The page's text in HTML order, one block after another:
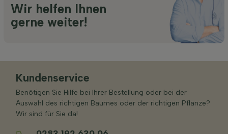
Wir helfen Ihnen
gerne weiter!
Kundenservice
Benötigen Sie Hilfe bei Ihrer Bestellung oder bei der
Auswahl des richtigen Baumes oder der richtigen Pflanze?
Wir sind für Sie da!